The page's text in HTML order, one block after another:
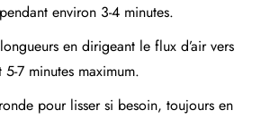
environ 3-4 minutes.
en dirigeant le flux d’air vers
7 minutes maximum.
pour lisser si besoin, toujours en